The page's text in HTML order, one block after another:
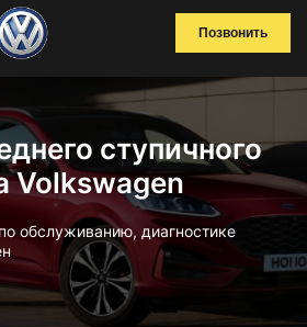
Позвонить
ступичного
Volkswagen
обслуживанию, диагностике